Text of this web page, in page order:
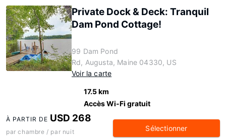
Private Dock & Deck: Tranquil
Dam Pond Cottage!
99 Dam Pond
Rd, Augusta, Maine 04330, US
Voir la carte
17.5 km
Accès Wi-Fi gratuit
À PARTIR DE USD 268
par chambre / par nuit Sélectionner